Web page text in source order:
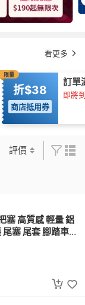
看更多
限量
折$38
商店抵用券
訂單
即將
評價
塞 尾套 腳踏車